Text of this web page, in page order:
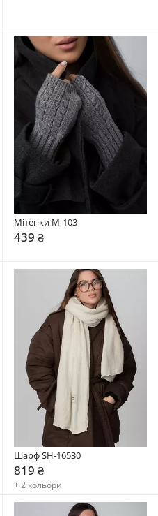
Мітенки М-103
439 ₴
Шарф SH-16530
819 ₴
+ 2 кольори